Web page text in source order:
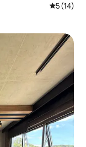
5 de uma
5 (14)